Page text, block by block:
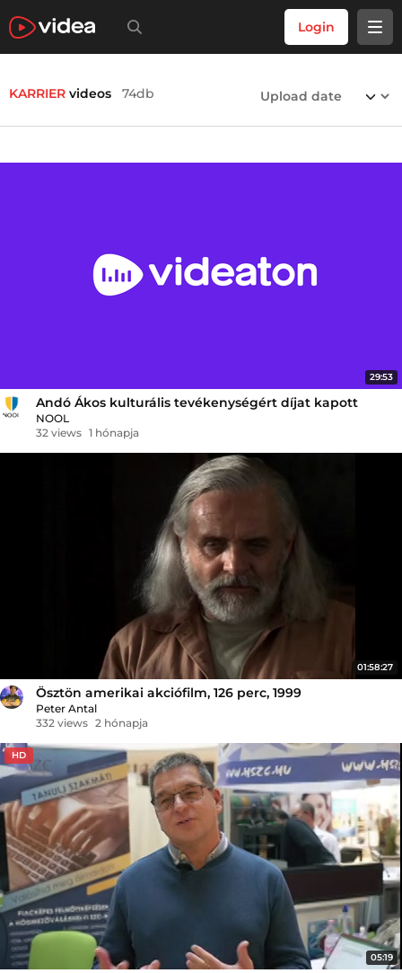
Login
KARRIER videos 74db
29:53
Andó Ákos kulturális tevékenységért díjat kapott
NOOL
32 views 1 hónapja
01:58:27
Ösztön amerikai akciófilm, 126 perc, 1999
Peter Antal
332 views 2 hónapja
HD
05:19